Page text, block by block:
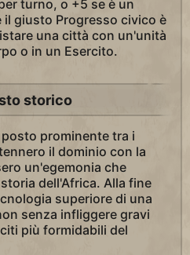
turno, o +5 se è un
il giusto Progresso civico è
una città con un'unità
o in un Esercito.
storico
prominente tra i
il dominio con la
un'egemonia che
dell'Africa. Alla fine
superiore di una
senza infliggere gravi
più formidabili del